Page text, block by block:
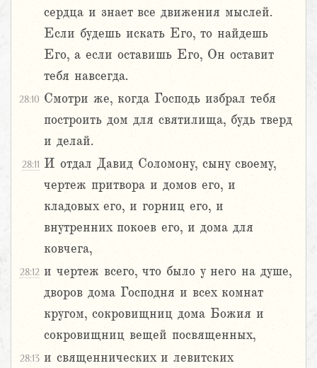
сердца и знает все движения мыслей.
Если будешь искать Его, то найдешь
Его, а если оставишь Его, Он оставит
тебя навсегда.
28:10 Смотри же, когда Господь избрал тебя
построить дом для святилища, будь тверд
и делай.
28:11 И отдал Давид Соломону, сыну своему,
чертеж притвора и домов его, и
кладовых его, и горниц его, и
внутренних покоев его, и дома для
ковчега,
28:12 и чертеж всего, что было у него на душе,
дворов дома Господня и всех комнат
кругом, сокровищниц дома Божия и
сокровищниц вещей посвященных,
28:13 и священнических и левитских